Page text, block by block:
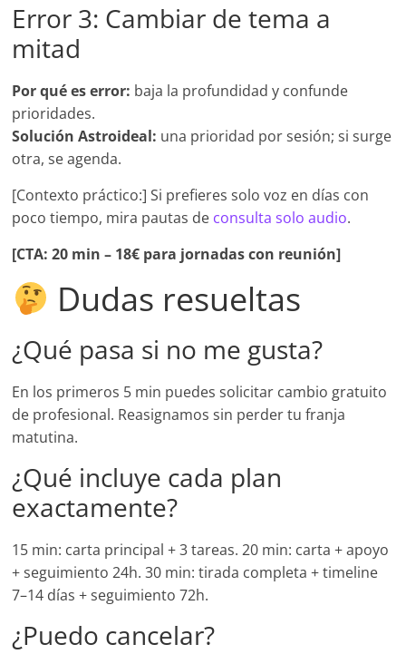
Error 3: Cambiar de tema a
mitad
Por qué es error: baja la profundidad y confunde
prioridades.
Solución Astroideal: una prioridad por sesión; si surge
otra, se agenda.
[Contexto práctico:] Si prefieres solo voz en días con
poco tiempo, mira pautas de consulta solo audio.
[CTA: 20 min – 18€ para jornadas con reunión]
Dudas resueltas
¿Qué pasa si no me gusta?
En los primeros 5 min puedes solicitar cambio gratuito
de profesional. Reasignamos sin perder tu franja
matutina.
¿Qué incluye cada plan
exactamente?
15 min: carta principal + 3 tareas. 20 min: carta + apoyo
+ seguimiento 24h. 30 min: tirada completa + timeline
7–14 días + seguimiento 72h.
¿Puedo cancelar?